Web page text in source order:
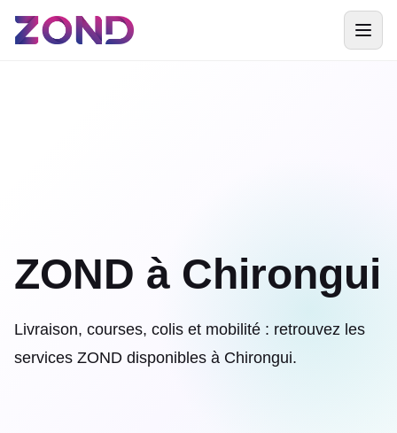
ZOND à Chirongui
Livraison, courses, colis et mobilité : retrouvez les
services ZOND disponibles à Chirongui.